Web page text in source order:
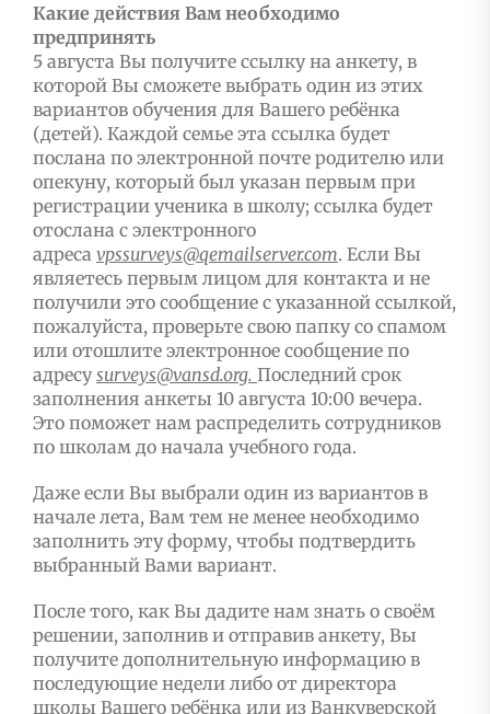
Какие действия Вам необходимо
предпринять
5 августа Вы получите ссылку на анкету, в
которой Вы сможете выбрать один из этих
вариантов обучения для Вашего ребёнка
(детей). Каждой семье эта ссылка будет
послана по электронной почте родителю или
опекуну, который был указан первым при
регистрации ученика в школу; ссылка будет
отослана с электронного
адреса vpssurveys@qemailserver.com. Если Вы
являетесь первым лицом для контакта и не
получили это сообщение с указанной ссылкой,
пожалуйста, проверьте свою папку со спамом
или отошлите электронное сообщение по
адресуsurveys@vansd.org. Последний срок
заполнения анкеты 10 августа 10:00 вечера.
Это поможет нам распределить сотрудников
по школам до начала учебного года.
Даже если Вы выбрали один из вариантов в
начале лета, Вам тем не менее необходимо
заполнить эту форму, чтобы подтвердить
выбранный Вами вариант.
После того, как Вы дадите нам знать о своём
решении, заполнив и отправив анкету, Вы
получите дополнительную информацию в
последующие недели либо от директора
школы Вашего ребёнка или из Ванкуверской